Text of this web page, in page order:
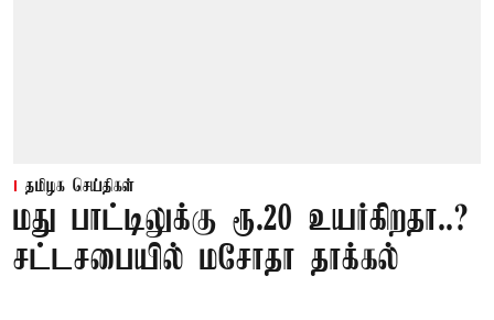
தமிழக செய்திகள்
மது பாட்டிலுக்கு ரூ.20 உயர்கிறதா..?
சட்டசபையில் மசோதா தாக்கல்